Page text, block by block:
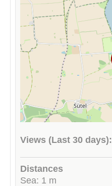
Views (Last 30 days):
Distances
Sea: 1 m